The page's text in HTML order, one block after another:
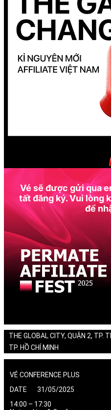
Vé sẽ được gửi qua
tất đăng ký. Vui lòng
để
THE GLOBAL CITY, QUẬN 2, TP.
TP. HỒ CHÍ MINH
VÉ CONFERENCE PLUS
DATE 31/05/2025
14:00 – 17:30